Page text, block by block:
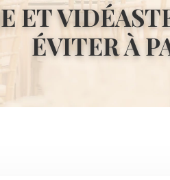
ET
ÉVITER À